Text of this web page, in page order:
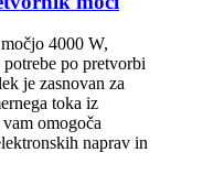
4000 W,
potrebe po pretvorbi
je zasnovan za
toka iz
omogoča
naprav in